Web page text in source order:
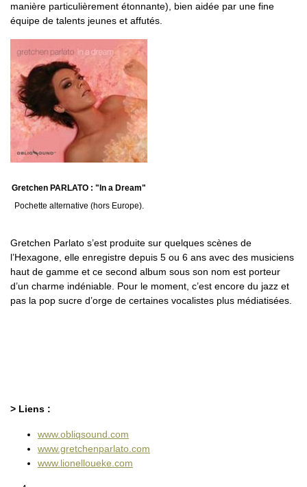
manière particulièrement étonnante), bien aidée par une fine
équipe de talents jeunes et affutés.
Gretchen PARLATO : "In a Dream"
Pochette alternative (hors Europe).
Gretchen Parlato s’est produite sur quelques scènes de
l’Hexagone, elle enregistre depuis 5 ou 6 ans avec des musiciens
haut de gamme et ce second album sous son nom est porteur
d’un charme indéniable. Pour le moment, c’est encore du jazz et
pas la pop sucre d’orge de certaines vocalistes plus médiatisées.
> Liens :
www.obliqsound.com
www.gretchenparlato.com
www.lionelloueke.com